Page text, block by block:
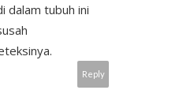
dalam tubuh ini
Reply